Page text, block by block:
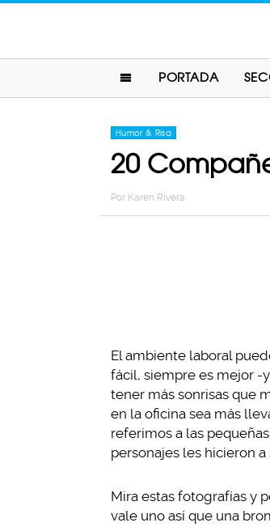
PORTADA
Humor & Risa
20
Por Karen Rivera
El ambiente laboral
fácil, siempre es mejor -
tener más sonrisas que
en la oficina sea más
referimos a las
personajes les hicieron a
Mira estas fotografías y
vale uno así que una